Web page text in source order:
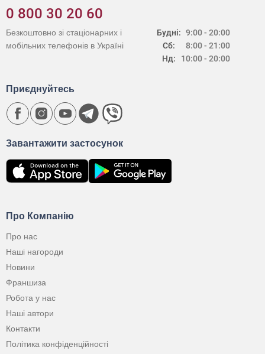
0 800 30 20 60
Будні:
Сб:
Нд:
9:00 - 20:00
8:00 - 21:00
10:00 - 20:00
Безкоштовно зі стаціонарних і
мобільних телефонів в Україні
Про Компанію
Про нас
Наші нагороди
Новини
Франшиза
Робота у нас
Наші автори
Контакти
Політика конфіденційності
Завантажити застосунок
Приєднуйтесь